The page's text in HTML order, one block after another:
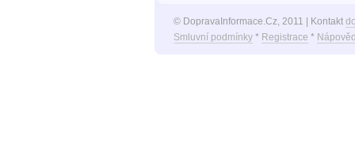
© DopravaInformace.Cz, 2011 | Kontakt
Smluvní podmínky* Registrace *